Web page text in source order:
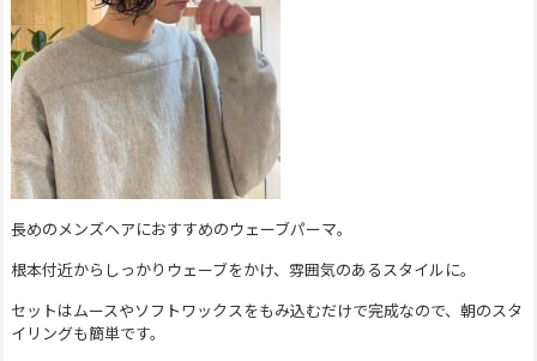
長めのメンズヘアにおすすめのウェーブパーマ。
根本付近からしっかりウェーブをかけ、雰囲気のあるスタイルに。
セットはムースやソフトワックスをもみ込むだけで完成なので、朝のスタ
イリングも簡単です。